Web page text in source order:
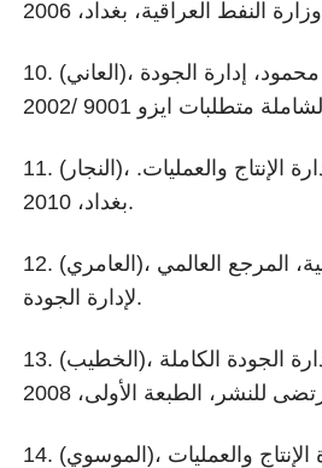
10. (العاني)، د. خليل إبراهيم محمود، إدارة الجودة
11. (النجار)، د. صباح مجيد، إدارة الإنتاج والعمليات.
بغداد، 2010.
12. (العامري)، د. خالد، ترجمة بالعربية، المرجع العالمي
لإدارة الجودة.
13. (الخطيب)، د. سمير كامل، إدارة الجودة الكاملة
14. (الموسوي)، د. منعم زمير، إدارة الإنتاج والعمليات